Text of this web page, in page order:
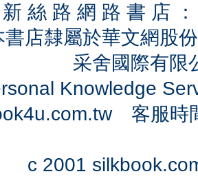
新 絲 路 網 路 書 店
書店隸屬於華文網股
采舍國際有
Knowledge
客服時
c 2001